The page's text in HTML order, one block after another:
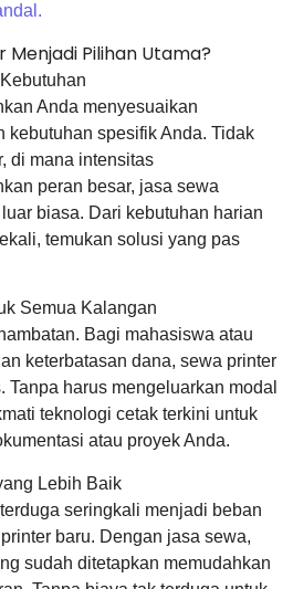
Pilihan Utama?
Anda menyesuaikan
kebutuhan spesifik Anda. Tidak
di mana intensitas
peran besar, jasa sewa
biasa. Dari kebutuhan harian
temukan solusi yang pas
Semua Kalangan
Bagi mahasiswa atau
keterbatasan dana, sewa printer
Tanpa harus mengeluarkan modal
teknologi cetak terkini untuk
atau proyek Anda.
Lebih Baik
seringkali menjadi beban
baru. Dengan jasa sewa,
sudah ditetapkan memudahkan